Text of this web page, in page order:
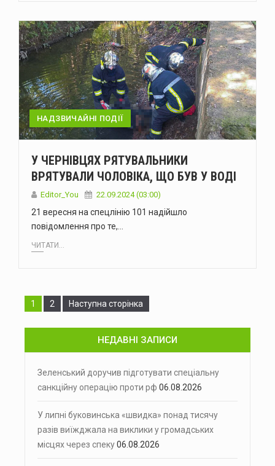
НАДЗВИЧАЙНІ ПОДІЇ
У ЧЕРНІВЦЯХ РЯТУВАЛЬНИКИ
ВРЯТУВАЛИ ЧОЛОВІКА, ЩО БУВ У ВОДІ
Editor_You 22.09.2024 (03:00)
21 вересня на спецлінію 101 надійшло
повідомлення про те,…
ЧИТАТИ...
Сторінка
1 Сторінка
2 Наступна сторінка
НЕДАВНІ ЗАПИСИ
Зеленський доручив підготувати спеціальну
санкційну операцію проти рф 06.08.2026
У липні буковинська «швидка» понад тисячу
разів виїжджала на виклики у громадських
місцях через спеку06.08.2026